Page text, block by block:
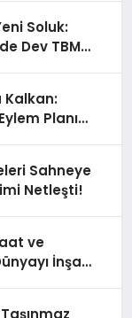
Soluk:
Dev TBM
Kalkan:
Planı
Sahneye
Netleşti!
ve
İnşa